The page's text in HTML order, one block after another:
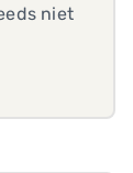
niet